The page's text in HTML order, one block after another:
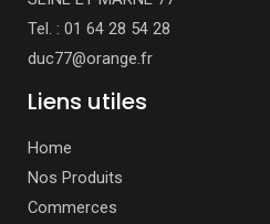
Tel. : 01 64 28 54 28
duc77@orange.fr
Liens utiles
Home
Nos Produits
Commerces